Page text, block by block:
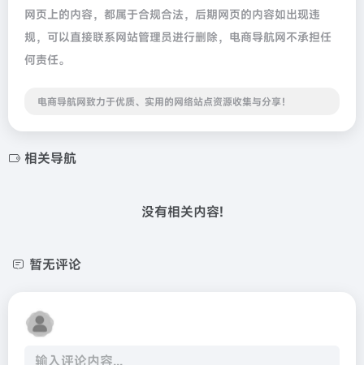
网页上的内容，都属于合规合法，后期网页的内容如出现违
规，可以直接联系网站管理员进行删除，电商导航网不承担任
何责任。
电商导航网致力于优质、实用的网络站点资源收集与分享！
相关导航
没有相关内容!
暂无评论